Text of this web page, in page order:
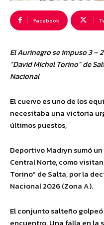
Facebook
El Aurinegro se impuso 3 –
“David Michel Torino” de
Nacional
El cuervo es uno de los
necesitaba una victoria
últimos puestos,
Deportivo Madryn sumó
Central Norte, como
Torino” de Salta, por la
Nacional 2026 (Zona A).
El conjunto salteño